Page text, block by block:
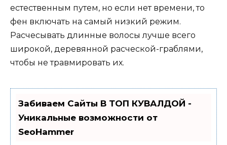
естественным путем, но если нет времени, то
фен включать на самый низкий режим.
Расчесывать длинные волосы лучше всего
широкой, деревянной расческой-граблями,
чтобы не травмировать их.
Забиваем Сайты В ТОП КУВАЛДОЙ -
Уникальные возможности от
SeoHammer